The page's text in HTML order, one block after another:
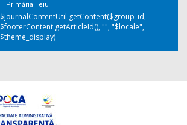
Primăria Teiu
$journalContentUtil.getContent($group_id,
$footerContent.getArticleId(), "", "$locale",
$theme_display)